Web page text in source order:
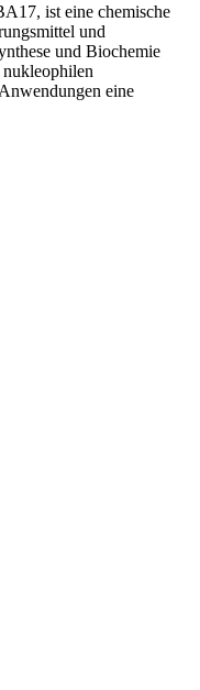
ist eine chemische
und
und Biochemie
eine